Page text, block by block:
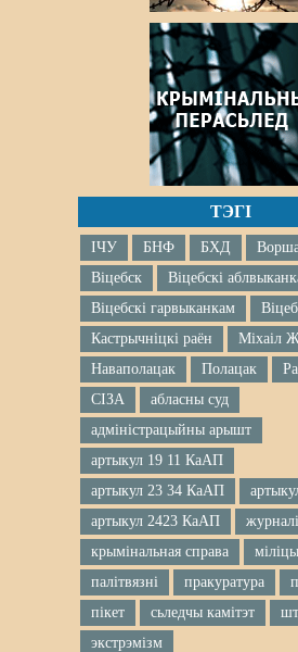
ТЭГІ
ІЧУ БНФ БХД
Віцебск
Віцебскі
Віцебскі гарвыканкам
Кастрычніцкі раён
Міхаіл
Наваполацак
Полацак
СІЗА
абласны суд
адміністрацыйны арышт
артыкул 19 11 КаАП
артыкул 23 34 КаАП
артыкул 2423 КаАП
крымінальная справа
палітвязні
пракуратура
пікет
сьледчы камітэт
экстрэмізм